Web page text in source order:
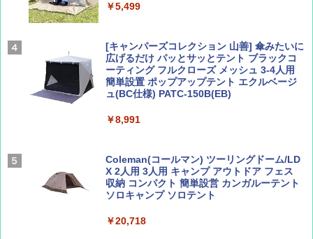
集】ボーイング110周年を祝して！
BE-PAL(ビ-パル) 2026年 9 月号【特別付録:
SOTO ミニマル"旅"財布 ランダム2種】
￥1,500
新しい日本地理 地図・統計・移動から読み
解く (講談社現代新書)
￥1,540
￥5,499
[キャンパーズコレクション 山善] 傘みたいに
広げるだけ パッとサッとテント ブラックコ
ーティング フルクローズ メッシュ 3-4人用
簡単設置 ポップアップテント エクルベージ
ュ(BC仕様) PATC-150B(EB)
￥8,991
Coleman(コールマン) ツーリングドーム/LD
X 2人用 3人用 キャンプ アウトドア フェス
収納 コンパクト 簡単設営 カンガルーテント
ソロキャンプ ソロテント
￥20,718